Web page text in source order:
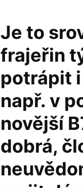
Je to
frajeřin
potrápit i
např. v
novější
dobrá,